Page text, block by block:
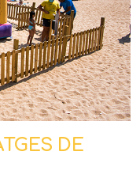
DE